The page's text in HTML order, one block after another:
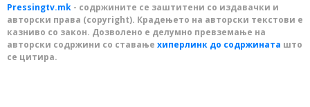
Pressingtv.mk - содржините се заштитени со издавачки и
авторски права (copyright). Крадењето на авторски текстови е
казниво со закон. Дозволено е делумно превземање на
авторски содржини со ставање хиперлинк до содржината што
се цитира.